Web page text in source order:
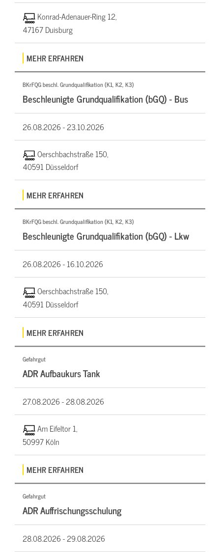
Konrad-Adenauer-Ring 12,
47167 Duisburg
MEHR ERFAHREN
BKrFQG beschl. Grundqualifikation (K1, K2, K3)
Beschleunigte Grundqualifikation (bGQ) - Bus
26.08.2026 -23.10.2026
Oerschbachstraße 150,
40591 Düsseldorf
MEHR ERFAHREN
BKrFQG beschl. Grundqualifikation (K1, K2, K3)
Beschleunigte Grundqualifikation (bGQ) - Lkw
26.08.2026 -16.10.2026
Oerschbachstraße 150,
40591 Düsseldorf
MEHR ERFAHREN
Gefahrgut
ADR Aufbaukurs Tank
27.08.2026 -28.08.2026
Am Eifeltor 1,
50997 Köln
MEHR ERFAHREN
Gefahrgut
ADR Auffrischungsschulung
28.08.2026 -29.08.2026